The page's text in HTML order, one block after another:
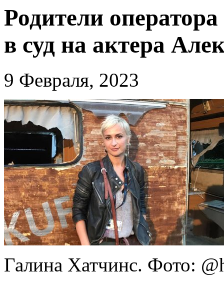
Родители
в суд на актера
9 Февраля, 2023
Галина Хатчинс. Фото: